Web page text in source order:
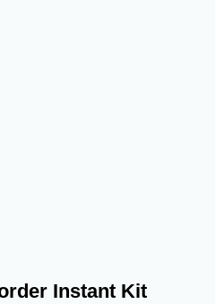
Instant Kit